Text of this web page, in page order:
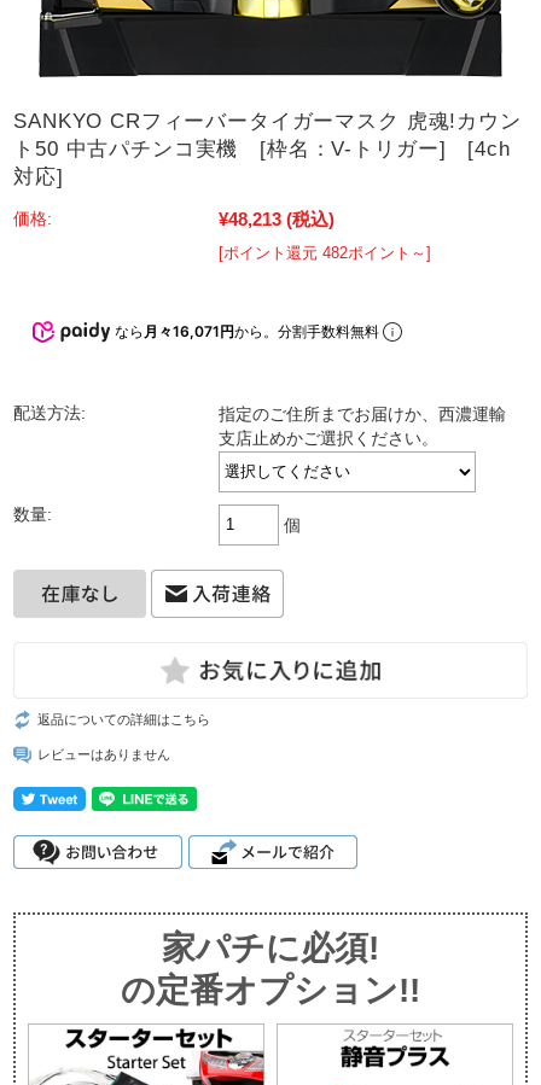
SANKYO CRフィーバータイガーマスク 虎魂!カウン
ト50 中古パチンコ実機 [枠名：V-トリガー] [4ch
対応]
価格: ¥48,213 (税込)
[ポイント還元 482ポイント～]
なら 月々16,071円から。分割手数料無料
配送方法:
指定のご住所までお届けか、西濃運輸
支店止めかご選択ください。
数量:
個
返品についての詳細はこちら
レビューはありません
家パチに必須!
の定番オプション!!